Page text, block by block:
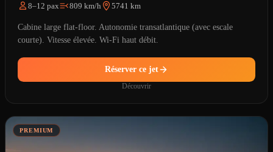
8–12 pax 809 km/h 5741 km
Cabine large flat-floor. Autonomie transatlantique (avec escale
courte). Vitesse élevée. Wi-Fi haut débit.
Réserver ce jet
Découvrir
PREMIUM